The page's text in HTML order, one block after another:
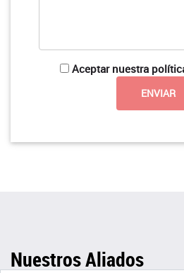
Aceptar nuestra
Nuestros Aliados